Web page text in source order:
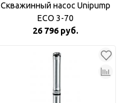
Скважинный насос Unipump
ECO 3-70
26 796 руб.